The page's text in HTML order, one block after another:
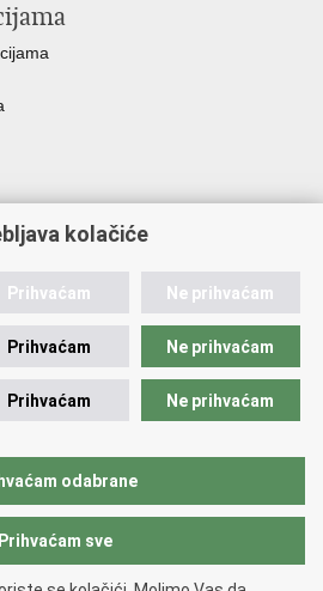
kolačiće
Prihvaćam Ne prihvaćam
Prihvaćam Ne prihvaćam
Prihvaćam Ne prihvaćam
odabrane
Prihvaćam sve